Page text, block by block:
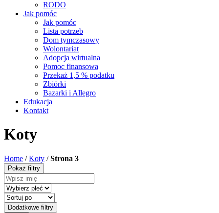
RODO
Jak pomóc
Jak pomóc
Lista potrzeb
Dom tymczasowy
Wolontariat
Adopcja wirtualna
Pomoc finansowa
Przekaż 1,5 % podatku
Zbiórki
Bazarki i Allegro
Edukacja
Kontakt
Koty
Home /Koty /Strona 3
Pokaż filtry
Dodatkowe filtry